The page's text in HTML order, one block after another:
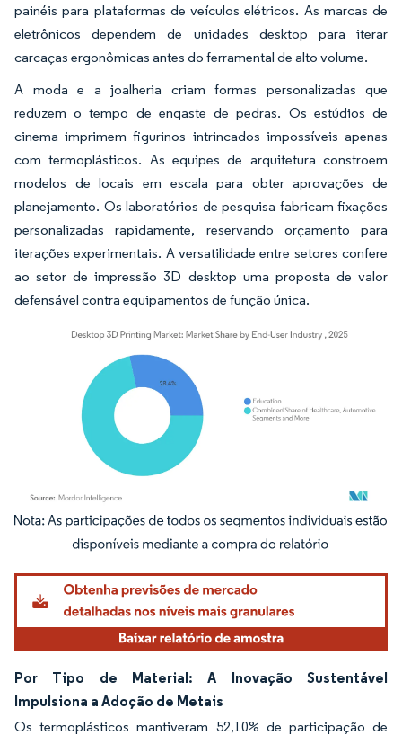
painéis para plataformas de veículos elétricos. As marcas de
eletrônicos dependem de unidades desktop para iterar
carcaças ergonômicas antes do ferramental de alto volume.
A moda e a joalheria criam formas personalizadas que
reduzem o tempo de engaste de pedras. Os estúdios de
cinema imprimem figurinos intrincados impossíveis apenas
com termoplásticos. As equipes de arquitetura constroem
modelos de locais em escala para obter aprovações de
planejamento. Os laboratórios de pesquisa fabricam fixações
personalizadas rapidamente, reservando orçamento para
iterações experimentais. A versatilidade entre setores confere
ao setor de impressão 3D desktop uma proposta de valor
defensável contra equipamentos de função única.
Imagem © Mordor Intelligence. O reuso requer atribuição conforme CC BY 4.0.
Por Tipo de Material: A Inovação Sustentável
Impulsiona a Adoção de Metais
Os termoplásticos mantiveram 52,10% de participação de